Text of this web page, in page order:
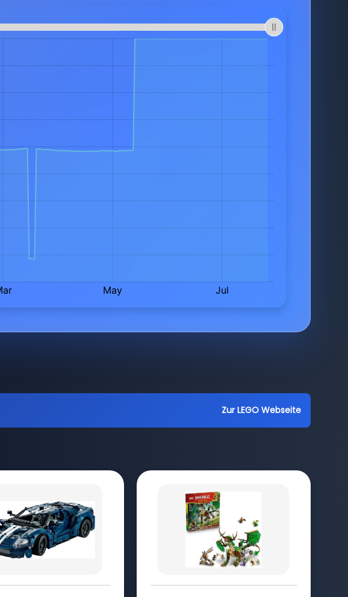
Zur LEGO Webseite